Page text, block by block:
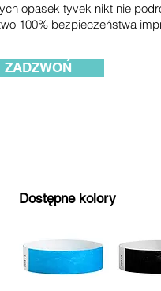
opasek tyvek nikt nie
100% bezpieczeństwa
ZADZWOŃ
Dostępne kolory